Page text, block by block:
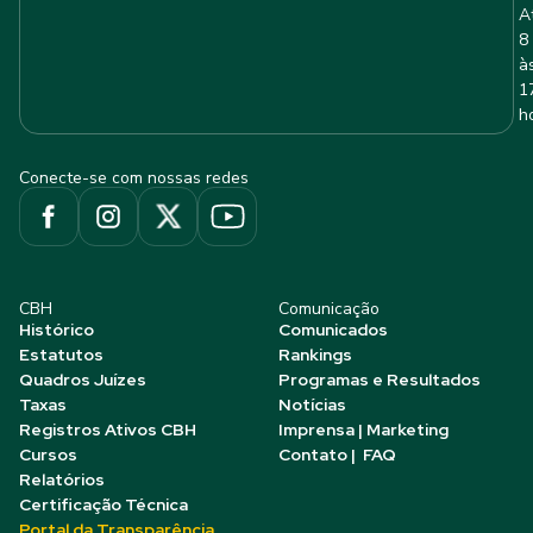
8
Conecte-se com nossas redes
CBH
Histórico
Estatutos
Quadros Juízes
Taxas
Registros Ativos CBH
Cursos
Relatórios
Certificação Técnica
Comunicação
Comunicados
Rankings
Programas e Resultados
Notícias
Imprensa | Marketing
Contato | FAQ